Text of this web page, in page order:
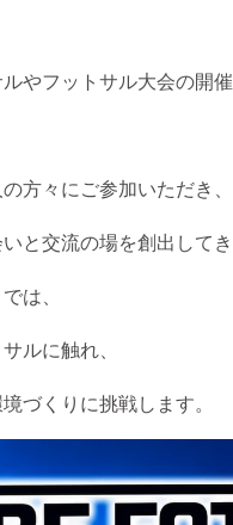
やフットサル大会の開
方々にご参加いただき、
と交流の場を創出して
は、
ルに触れ、
づくりに挑戦します。